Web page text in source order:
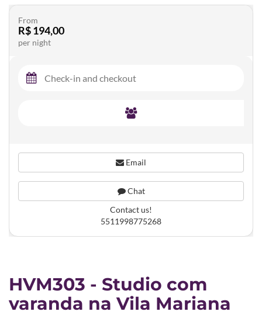
HVM303 - Studio com
varanda na Vila Mariana
From
R$ 194,00
per night
Email
Chat
Contact us!
5511998775268